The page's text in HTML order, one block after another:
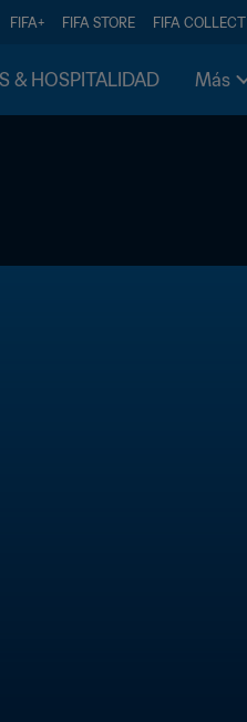
FIFA+ FIFA STORE FIFA COLLECT
& HOSPITALIDAD Más